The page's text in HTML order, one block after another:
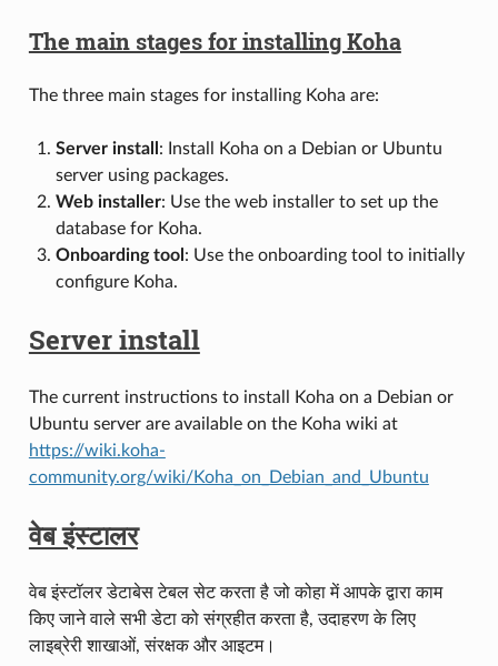
The main stages for installing Koha
The three main stages for installing Koha are:
Server install : Install Koha on a Debian or Ubuntu
server using packages.
Web installer: Use the web installer to set up the
database for Koha.
Onboarding tool : Use the onboarding tool to initially
configure Koha.
Server install
The current instructions to install Koha on a Debian or
Ubuntu server are available on the Koha wiki at
https://wiki.koha-
community.org/wiki/Koha_on_Debian_and_Ubuntu
वेब इंस्टालर
वेब इंस्टॉलर डेटाबेस टेबल सेट करता है जो कोहा में आपके द्वारा काम
किए जाने वाले सभी डेटा को संग्रहीत करता है, उदाहरण के लिए
लाइब्रेरी शाखाओं, संरक्षक और आइटम।